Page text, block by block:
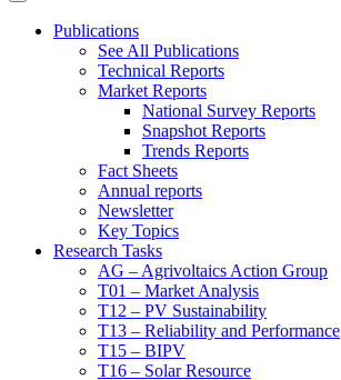
Publications
See All Publications
Technical Reports
Market Reports
National Survey Reports
Snapshot Reports
Trends Reports
Fact Sheets
Annual reports
Newsletter
Key Topics
Research Tasks
AG – Agrivoltaics Action Group
T01 – Market Analysis
T12 – PV Sustainability
T13 – Reliability and Performance
T15 – BIPV
T16 – Solar Resource